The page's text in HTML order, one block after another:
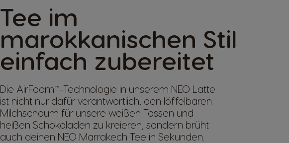
Tee im
marokkanischen Stil
einfach zubereitet
Die AirFoam™-Technologie in unserem NEO Latte
ist nicht nur dafür verantwortlich, den löffelbaren
Milchschaum für unsere weißen Tassen und
heißen Schokoladen zu kreieren, sondern brüht
auch deinen NEO Marrakech Tee in Sekunden.